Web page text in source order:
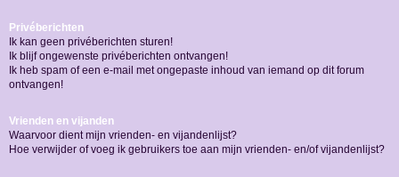
Privéberichten
Ik kan geen privéberichten sturen!
Ik blijf ongewenste privéberichten ontvangen!
Ik heb spam of een e-mail met ongepaste inhoud van iemand op dit forum
ontvangen!
Vrienden en vijanden
Waarvoor dient mijn vrienden- en vijandenlijst?
Hoe verwijder of voeg ik gebruikers toe aan mijn vrienden- en/of vijandenlijst?